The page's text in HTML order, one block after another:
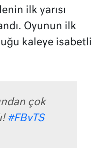
ilk yarısı
Oyunun ilk
kaleye isabetli
çok
#FBvTS